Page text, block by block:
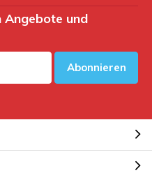
Angebote und
Abonnieren